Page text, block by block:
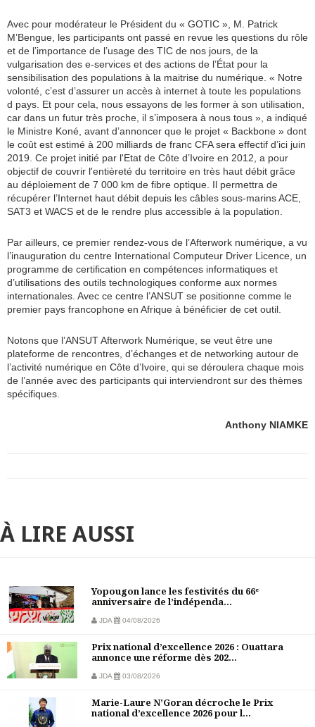
Avec pour modérateur le Président du « GOTIC », M. Patrick
M’Bengue, les participants ont passé en revue les questions du rôle
et de l’importance de l’usage des TIC de nos jours, de la
vulgarisation des e-services et des actions de l’État pour la
sensibilisation des populations à la maitrise du numérique. « Notre
volonté, c’est d’assurer un accès à internet à toute les populations
d pays. Et pour cela, nous essayons de les former à son utilisation,
car dans un futur très proche, il s’imposera à nous tous », a indiqué
le Ministre Koné, avant d’annoncer que le projet « Backbone » dont
le coût est estimé à 200 milliards de franc CFA sera effectif d’ici juin
2019. Ce projet initié par l'Etat de Côte d’Ivoire en 2012, a pour
objectif de couvrir l'entièreté du territoire en très haut débit grâce
au déploiement de 7 000 km de fibre optique. Il permettra de
récupérer l’Internet haut débit depuis les câbles sous-marins ACE,
SAT3 et WACS et de le rendre plus accessible à la population.
Par ailleurs, ce premier rendez-vous de l’Afterwork numérique, a vu
l’inauguration du centre International Computeur Driver Licence, un
programme de certification en compétences informatiques et
d’utilisations des outils technologiques conforme aux normes
internationales. Avec ce centre l’ANSUT se positionne comme le
premier pays francophone en Afrique à bénéficier de cet outil.
Notons que l’ANSUT Afterwork Numérique, se veut être une
plateforme de rencontres, d’échanges et de networking autour de
l’activité numérique en Côte d’Ivoire, qui se déroulera chaque mois
de l’année avec des participants qui interviendront sur des thèmes
spécifiques.
Anthony NIAMKE
À LIRE AUSSI
Yopougon lance les festivités du 66ᵉ
anniversaire de l’indépenda...
JDA 04/08/2026
Prix national d’excellence 2026 : Ouattara
annonce une réforme dès 202...
JDA 03/08/2026
Marie-Laure N’Goran décroche le Prix
national d’excellence 2026 pour l...